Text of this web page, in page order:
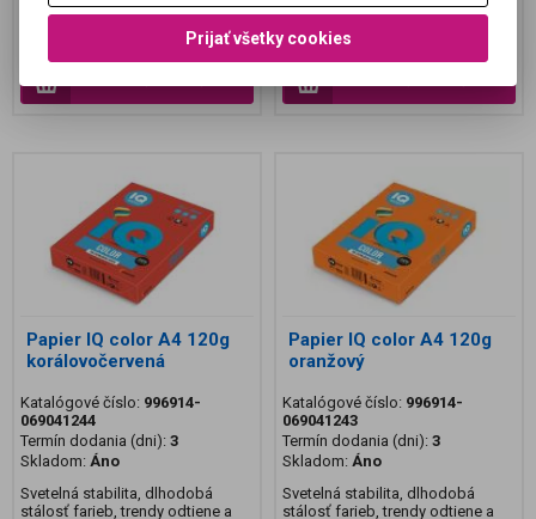
9,35 EUR
7,60 EUR (Vaša cena bez DPH:)
9,35 EUR
7,60 EUR (Vaša cena bez DPH:)
Papier IQ color A4 120g
korálovočervená
Katalógové číslo: 996914-
069041244
Termín dodania (dni): 3
Skladom: Áno
Svetelná stabilita, dlhodobá
stálosť farieb, trendy odtiene a
Papier IQ color A4 120g
oranžový
Katalógové číslo: 996914-
069041243
Termín dodania (dni): 3
Skladom: Áno
Svetelná stabilita, dlhodobá
stálosť farieb, trendy odtiene a
Prijať všetky cookies